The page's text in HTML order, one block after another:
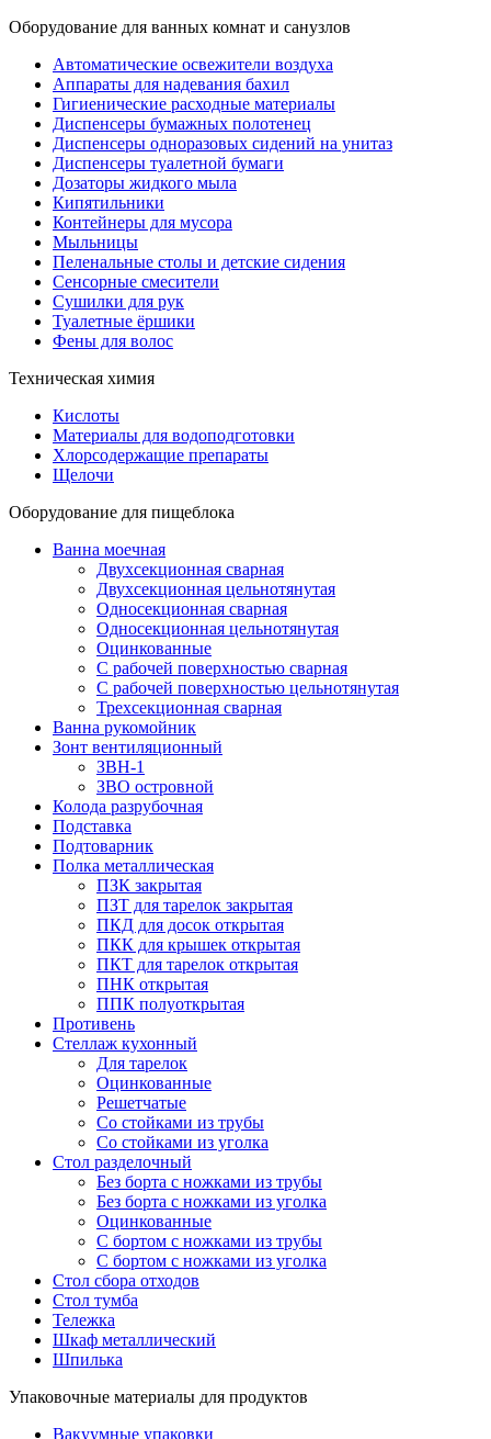
Оборудование для ванных комнат и санузлов
Автоматические освежители воздуха
Аппараты для надевания бахил
Гигиенические расходные материалы
Диспенсеры бумажных полотенец
Диспенсеры одноразовых сидений на унитаз
Диспенсеры туалетной бумаги
Дозаторы жидкого мыла
Кипятильники
Контейнеры для мусора
Мыльницы
Пеленальные столы и детские сидения
Сенсорные смесители
Сушилки для рук
Туалетные ёршики
Фены для волос
Техническая химия
Кислоты
Материалы для водоподготовки
Хлорсодержащие препараты
Щелочи
Оборудование для пищеблока
Ванна моечная
Двухсекционная сварная
Двухсекционная цельнотянутая
Односекционная сварная
Односекционная цельнотянутая
Оцинкованные
С рабочей поверхностью сварная
С рабочей поверхностью цельнотянутая
Трехсекционная сварная
Ванна рукомойник
Зонт вентиляционный
ЗВН-1
ЗВО островной
Колода разрубочная
Подставка
Подтоварник
Полка металлическая
ПЗК закрытая
ПЗТ для тарелок закрытая
ПКД для досок открытая
ПКК для крышек открытая
ПКТ для тарелок открытая
ПНК открытая
ППК полуоткрытая
Противень
Стеллаж кухонный
Для тарелок
Оцинкованные
Решетчатые
Со стойками из трубы
Со стойками из уголка
Стол разделочный
Без борта с ножками из трубы
Без борта с ножками из уголка
Оцинкованные
С бортом с ножками из трубы
С бортом с ножками из уголка
Стол сбора отходов
Стол тумба
Тележка
Шкаф металлический
Шпилька
Упаковочные материалы для продуктов
Вакуумные упаковки